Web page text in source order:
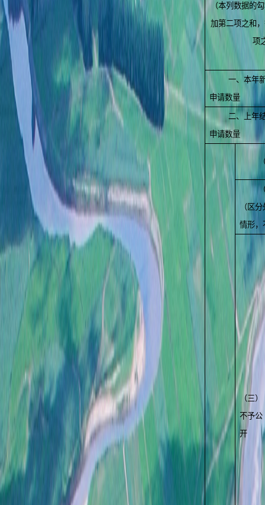
（本列数据的
加第二项之和
项
一、本年
申请数量
二、上年
申请数量
（区
情形，
（三）
不予公
开